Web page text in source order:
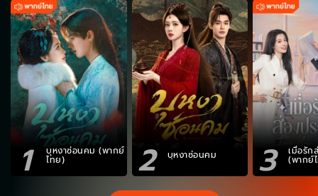
1 บุหงาซ่อนคม (พากย์
ไทย) 2 บุหงาซ่อนคม 3 เมื่อรัก
(พากย์